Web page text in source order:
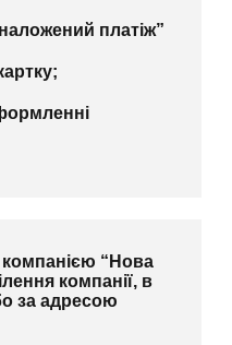
платіж”
компанією “Нова
компанії, в
за адресою